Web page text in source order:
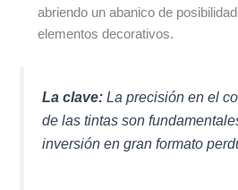
abriendo un abanico de
elementos decorativos.
La clave: La precisión en el
de las tintas son
inversión en gran formato